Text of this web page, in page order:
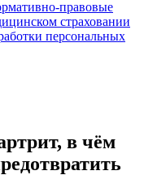
правовые
страховании
персональных
в чём